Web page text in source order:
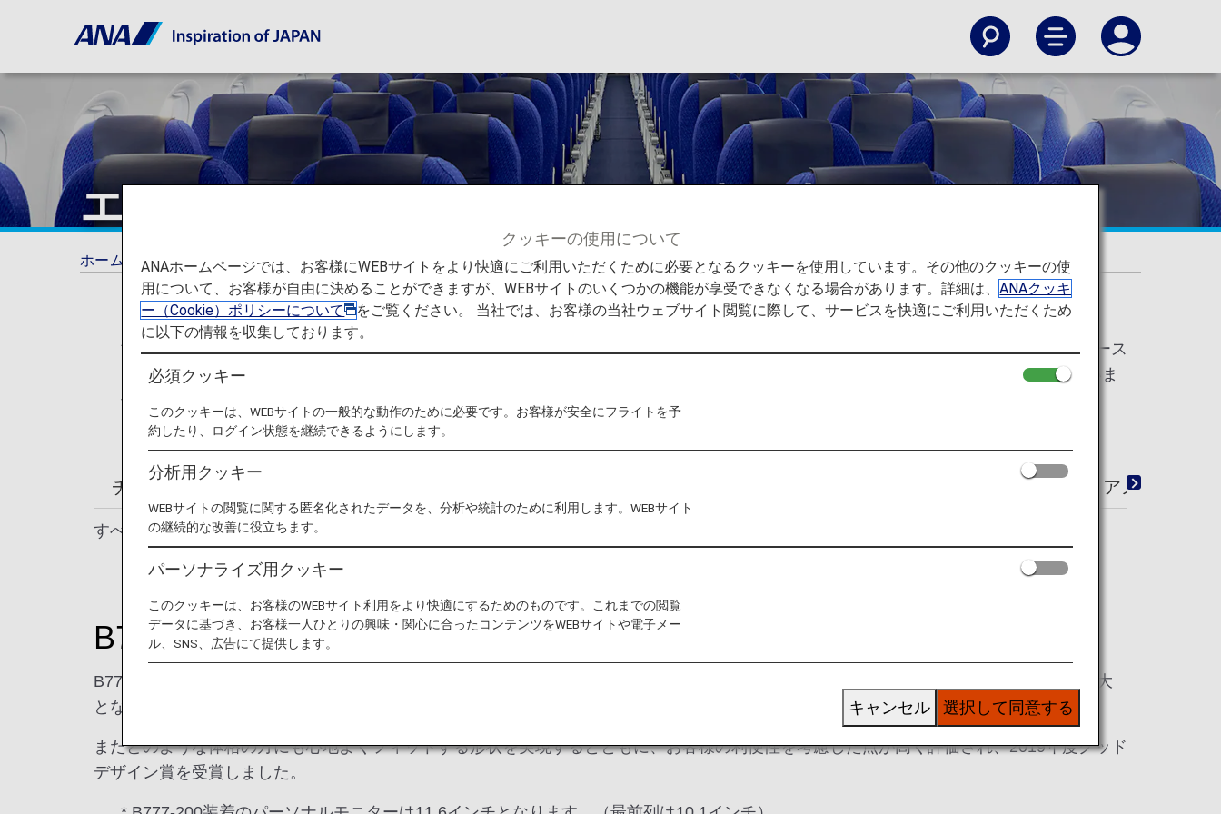
エコノミークラスのシート（日本国内線）
ホーム ご利用ガイド エコノミークラスのシート（日本国内線）
* 2026年5月19日以降のご搭乗分から、日本国内線の予約検索画面での表記を従来の「プレミアムクラス」・「普通席」から、「ファース
トクラス（プレミアムクラス）」・「エコノミークラス」へ変更いたしました。なお、当表記変更に伴うサービスの変更は予定していま
せん。
チェックインからご搭乗・ご到着まで アメニティ
すべての座席で快適にお過ごしいただけます。
B777-200 / B787-9 / B787-10
B777-200、B787-9、B787-10にはトヨタ紡織株式会社と共同開発したシートを導入しています。日本国内線エコノミークラスとしては最大
となる13.3インチのタッチパネル式パーソナルモニターを装着しました。（最前列は10.1インチ）
またどのような体格の方にも心地よくフィットする形状を実現するとともに、お客様の利便性を考慮した点が高く評価され、2019年度グッド
デザイン賞を受賞しました。
クッキーの使用について
ANAホームページでは、お客様にWEBサイトをより快適にご利用いただくために必要となるクッキーを使用しています。その他のクッキーの使
用について、お客様が自由に決めることができますが、WEBサイトのいくつかの機能が享受できなくなる場合があります。詳細は、ANAクッキ
ー（Cookie）ポリシーについて
をご覧ください。 当社では、お客様の当社ウェブサイト閲覧に際して、サービスを快適にご利用いただくため
に以下の情報を収集しております。
必須クッキー
このクッキーは、WEBサイトの一般的な動作のために必要です。お客様が安全にフライトを予
約したり、ログイン状態を継続できるようにします。
分析用クッキー
WEBサイトの閲覧に関する匿名化されたデータを、分析や統計のために利用します。WEBサイト
の継続的な改善に役立ちます。
パーソナライズ用クッキー
このクッキーは、お客様のWEBサイト利用をより快適にするためのものです。これまでの閲覧
データに基づき、お客様一人ひとりの興味・関心に合ったコンテンツをWEBサイトや電子メー
ル、SNS、広告にて提供します。
選択して同意する
キャンセル